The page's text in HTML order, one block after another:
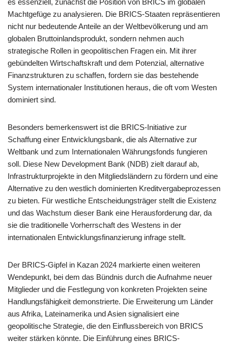
es essenziell, zunächst die Position von BRICS im globalen
Machtgefüge zu analysieren. Die BRICS-Staaten repräsentieren
nicht nur bedeutende Anteile an der Weltbevölkerung und am
globalen Bruttoinlandsprodukt, sondern nehmen auch
strategische Rollen in geopolitischen Fragen ein. Mit ihrer
gebündelten Wirtschaftskraft und dem Potenzial, alternative
Finanzstrukturen zu schaffen, fordern sie das bestehende
System internationaler Institutionen heraus, die oft vom Westen
dominiert sind.
Besonders bemerkenswert ist die BRICS-Initiative zur
Schaffung einer Entwicklungsbank, die als Alternative zur
Weltbank und zum Internationalen Währungsfonds fungieren
soll. Diese New Development Bank (NDB) zielt darauf ab,
Infrastrukturprojekte in den Mitgliedsländern zu fördern und eine
Alternative zu den westlich dominierten Kreditvergabeprozessen
zu bieten. Für westliche Entscheidungsträger stellt die Existenz
und das Wachstum dieser Bank eine Herausforderung dar, da
sie die traditionelle Vorherrschaft des Westens in der
internationalen Entwicklungsfinanzierung infrage stellt.
Der BRICS-Gipfel in Kazan 2024 markierte einen weiteren
Wendepunkt, bei dem das Bündnis durch die Aufnahme neuer
Mitglieder und die Festlegung von konkreten Projekten seine
Handlungsfähigkeit demonstrierte. Die Erweiterung um Länder
aus Afrika, Lateinamerika und Asien signalisiert eine
geopolitische Strategie, die den Einflussbereich von BRICS
weiter stärken könnte. Die Einführung eines BRICS-